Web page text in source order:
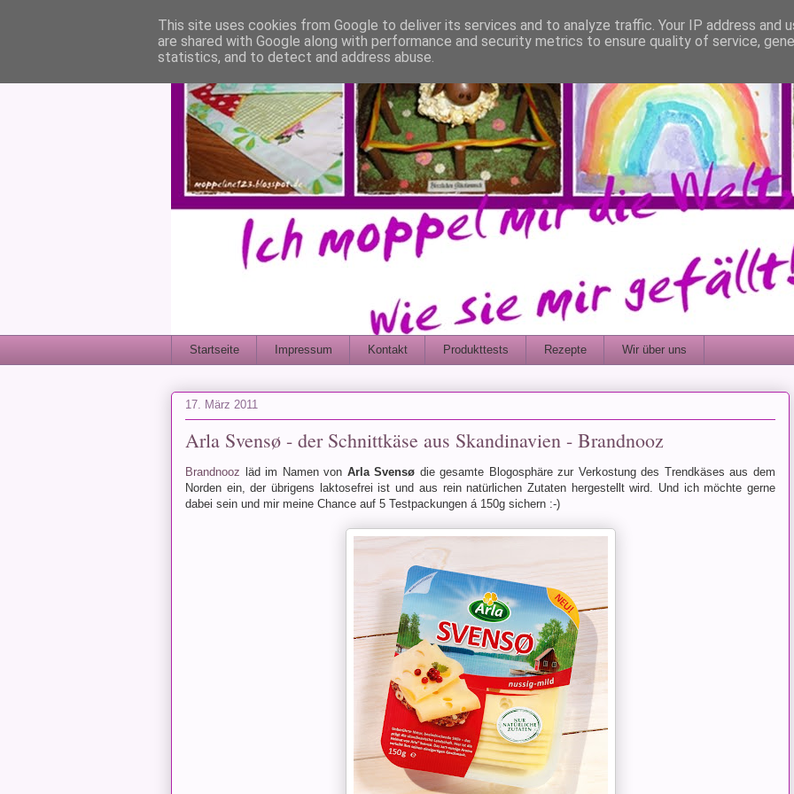
Startseite Impressum Kontakt Produkttests Rezepte Wir über uns
17. März 2011
Arla Svensø - der Schnittkäse aus Skandinavien - Brandnooz
Brandnooz läd im Namen von Arla Svensø die gesamte Blogosphäre zur Verkostung des Trendkäses aus dem
Norden ein, der übrigens laktosefrei ist und aus rein natürlichen Zutaten hergestellt wird. Und ich möchte gerne
dabei sein und mir meine Chance auf 5 Testpackungen á 150g sichern :-)
This site uses cookies from Google to deliver its services and to analyze traffic. Your IP address and
are shared with Google along with performance and security metrics to ensure quality of service,
statistics, and to detect and address abuse.